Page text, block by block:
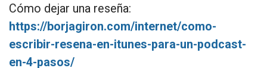
Cómo dejar una reseña:
https://borjagiron.com/internet/como-
escribir-resena-en-itunes-para-un-podcast-
en-4-pasos/